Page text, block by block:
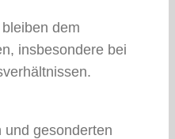
dem
insbesondere bei
und gesonderten